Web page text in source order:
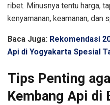
ribet. Minusnya tentu harga,
kenyamanan, keamanan, dan
Baca Juga: Rekomendasi
Api di Yogyakarta Spesial
Tips Penting
Kembang Api di